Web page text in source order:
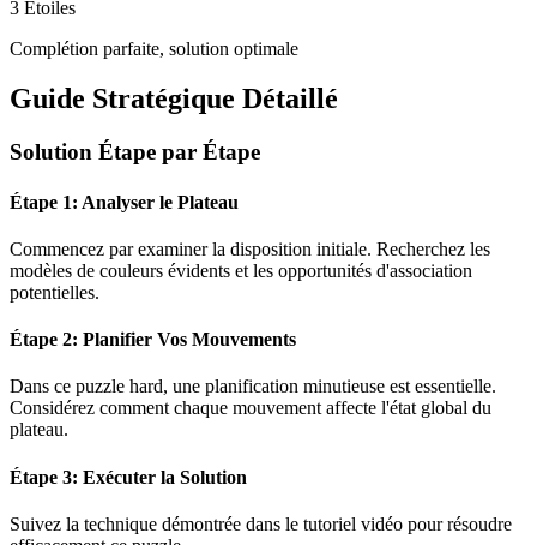
3 Étoiles
Complétion parfaite, solution optimale
Guide Stratégique Détaillé
Solution Étape par Étape
Étape 1: Analyser le Plateau
Commencez par examiner la disposition initiale. Recherchez les
modèles de couleurs évidents et les opportunités d'association
potentielles.
Étape 2: Planifier Vos Mouvements
Dans ce puzzle hard, une planification minutieuse est essentielle.
Considérez comment chaque mouvement affecte l'état global du
plateau.
Étape 3: Exécuter la Solution
Suivez la technique démontrée dans le tutoriel vidéo pour résoudre